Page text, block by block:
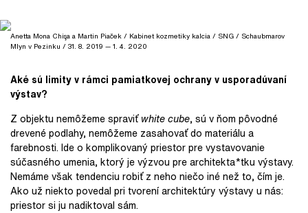
Anetta Mona Chişa a Martin Piaček / Kabinet kozmetiky kalcia / SNG / Schaubmarov
Mlyn v Pezinku / 31. 8. 2019 — 1. 4. 2020
Aké sú limity v rámci pamiatkovej ochrany v usporadúvaní
výstav?
Z objektu nemôžeme spraviťwhite cube, sú v ňom pôvodné
drevené podlahy, nemôžeme zasahovať do materiálu a
farebnosti. Ide o komplikovaný priestor pre vystavovanie
súčasného umenia, ktorý je výzvou pre architekta*tku výstavy.
Nemáme však tendenciu robiť z neho niečo iné než to, čím je.
Ako už niekto povedal pri tvorení architektúry výstavy u nás:
priestor si ju nadiktoval sám.